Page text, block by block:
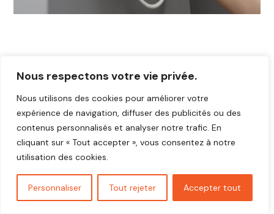
Nous respectons votre vie privée.
Nous utilisons des cookies pour améliorer votre
expérience de navigation, diffuser des publicités ou des
contenus personnalisés et analyser notre trafic. En
cliquant sur « Tout accepter », vous consentez à notre
utilisation des cookies.
Personnaliser Tout rejeter Accepter tout